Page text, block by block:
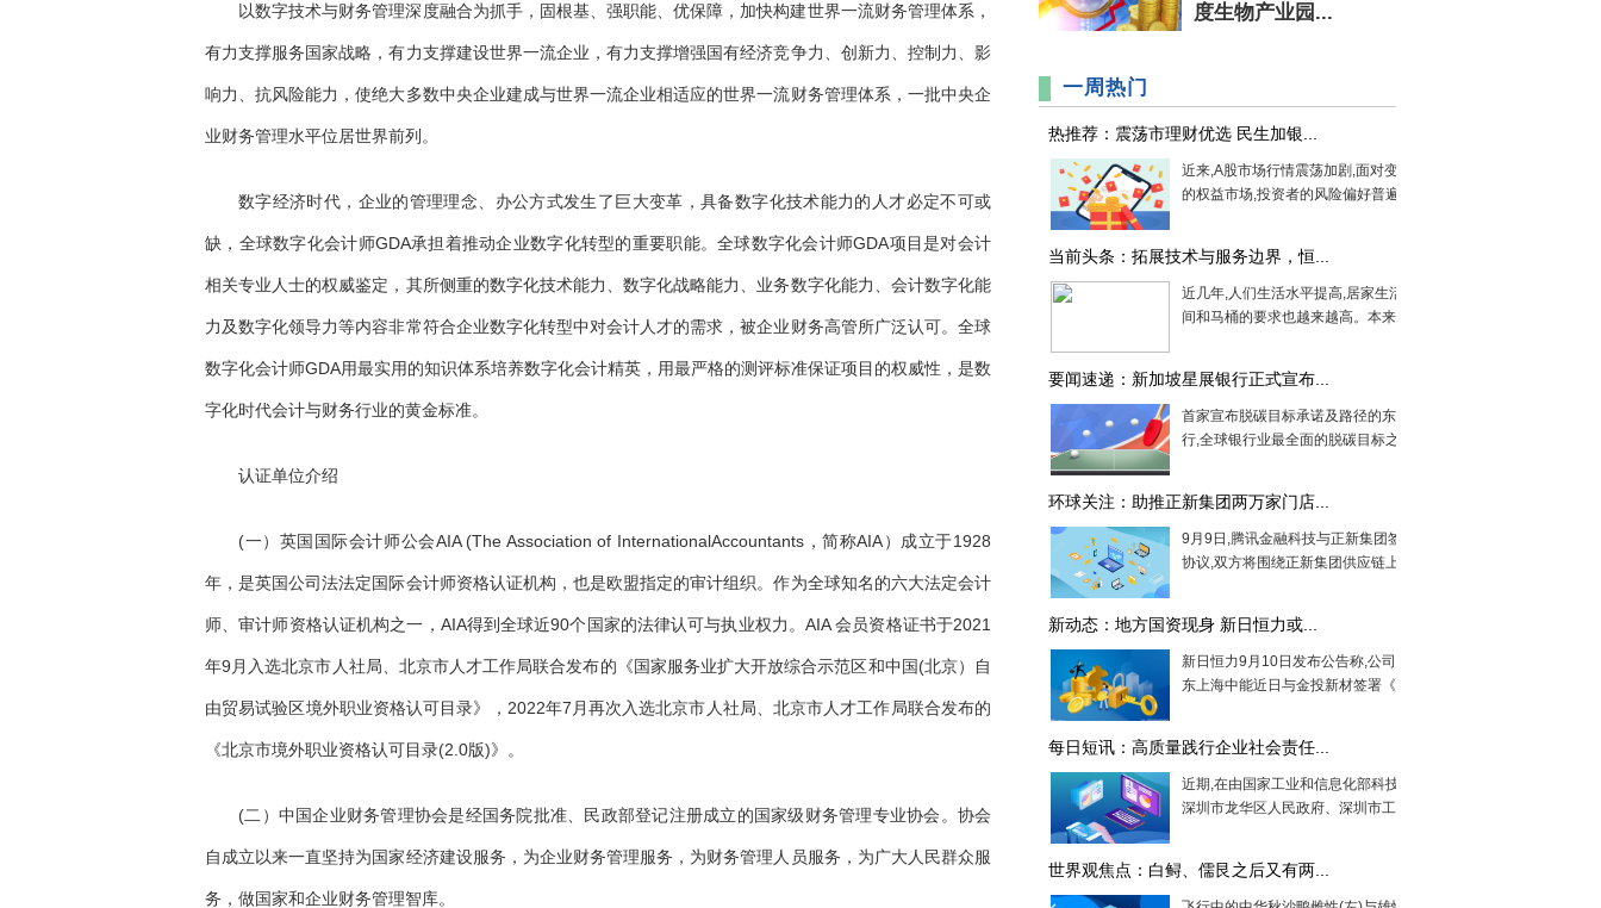
以数字技术与财务管理深度融合为抓手，固根基、强职能、优保障，加快构建世界一流财务管理体系，
有力支撑服务国家战略，有力支撑建设世界一流企业，有力支撑增强国有经济竞争力、创新力、控制力、影
响力、抗风险能力，使绝大多数中央企业建成与世界一流企业相适应的世界一流财务管理体系，一批中央企
业财务管理水平位居世界前列。
数字经济时代，企业的管理理念、办公方式发生了巨大变革，具备数字化技术能力的人才必定不可或
缺，全球数字化会计师GDA承担着推动企业数字化转型的重要职能。全球数字化会计师GDA项目是对会计
相关专业人士的权威鉴定，其所侧重的数字化技术能力、数字化战略能力、业务数字化能力、会计数字化能
力及数字化领导力等内容非常符合企业数字化转型中对会计人才的需求，被企业财务高管所广泛认可。全球
数字化会计师GDA用最实用的知识体系培养数字化会计精英，用最严格的测评标准保证项目的权威性，是数
字化时代会计与财务行业的黄金标准。
认证单位介绍
(一）英国国际会计师公会AIA (The Association of InternationalAccountants，简称AIA）成立于1928
年，是英国公司法法定国际会计师资格认证机构，也是欧盟指定的审计组织。作为全球知名的六大法定会计
师、审计师资格认证机构之一，AIA得到全球近90个国家的法律认可与执业权力。AIA 会员资格证书于2021
年9月入选北京市人社局、北京市人才工作局联合发布的《国家服务业扩大开放综合示范区和中国(北京）自
由贸易试验区境外职业资格认可目录》，2022年7月再次入选北京市人社局、北京市人才工作局联合发布的
《北京市境外职业资格认可目录(2.0版)》。
(二）中国企业财务管理协会是经国务院批准、民政部登记注册成立的国家级财务管理专业协会。协会
自成立以来一直坚持为国家经济建设服务，为企业财务管理服务，为财务管理人员服务，为广大人民群众服
务，做国家和企业财务管理智库。
度生物产业园...
一周热门
热推荐：震荡市理财优选 民生加银...
近来,A股市场行情震荡加剧,面对变化莫测
的权益市场,投资者的风险偏好普遍显...
当前头条：拓展技术与服务边界，恒...
近几年,人们生活水平提高,居家生活对卫生
间和马桶的要求也越来越高。本来只...
要闻速递：新加坡星展银行正式宣布...
首家宣布脱碳目标承诺及路径的东南亚银
行,全球银行业最全面的脱碳目标之一,...
环球关注：助推正新集团两万家门店...
9月9日,腾讯金融科技与正新集团签署合作
协议,双方将围绕正新集团供应链上下...
新动态：地方国资现身 新日恒力或...
新日恒力9月10日发布公告称,公司控股股
东上海中能近日与金投新材签署《股份...
每日短讯：高质量践行企业社会责任...
近期,在由国家工业和信息化部科技司指导,
深圳市龙华区人民政府、深圳市工业...
世界观焦点：白鲟、儒艮之后又有两...